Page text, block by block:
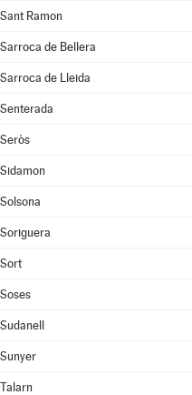
Sant Ramon
Sarroca de Bellera
Sarroca de Lleida
Senterada
Seròs
Sidamon
Solsona
Soriguera
Sort
Soses
Sudanell
Sunyer
Talarn